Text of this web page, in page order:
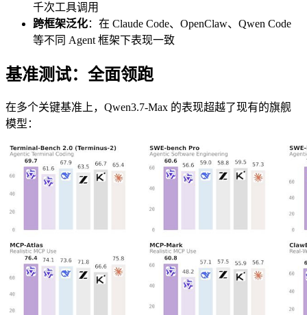
千次工具调用
跨框架泛化：在 Claude Code、OpenClaw、Qwen Code
等不同 Agent 框架下表现一致
基准测试：全面领跑
在多个关键基准上，Qwen3.7-Max 的表现超越了现有的旗舰
模型：